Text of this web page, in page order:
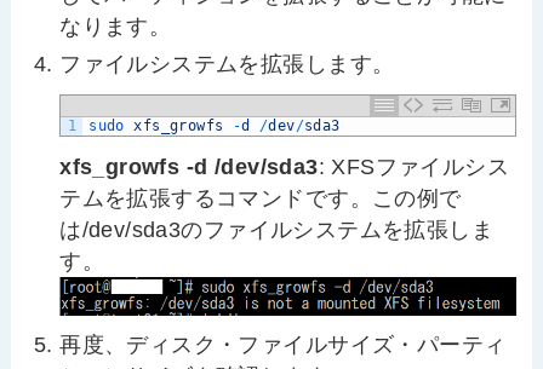
なります。
ファイルシステムを拡張します。
1 sudo xfs_growfs -d /dev/sda3
xfs_growfs -d /dev/sda3: XFSファイルシス
テムを拡張するコマンドです。この例で
は/dev/sda3のファイルシステムを拡張しま
す。
再度、ディスク・ファイルサイズ・パーティ